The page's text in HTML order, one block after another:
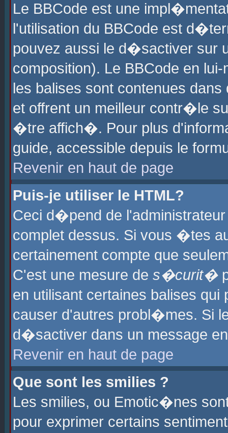
Le BBCode est une
l'utilisation du BBCode est
pouvez aussi le d�sactiver sur
composition). Le BBCode en
les balises sont contenues
et offrent un meilleur contr�le
�tre affich�. Pour plus
guide, accessible depuis le
Revenir en haut de page
Puis-je utiliser le HTML?
Ceci d�pend de
complet dessus. Si vous �tes
certainement compte que
C'est une mesure de s�curit�
en utilisant certaines balises
causer d'autres probl�mes. Si
d�sactiver dans un message
Revenir en haut de page
Que sont les smilies ?
Les smilies, ou Emotic�nes
pour exprimer certains